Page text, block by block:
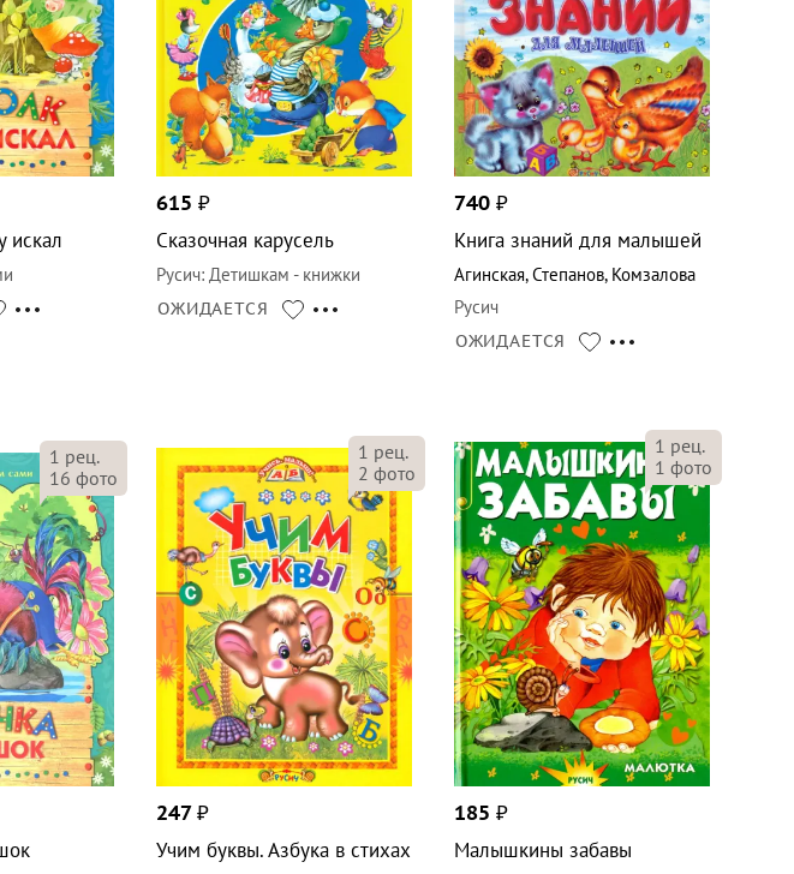
искал
615₽
Сказочная карусель
Русич:Детишкам - книжки
ОЖИДАЕТСЯ
740 ₽
Книга знаний для малышей
Агинская,Степанов, Комзалова
Русич
ОЖИДАЕТСЯ
1 рец.
16 фото
1 рец.
2 фото
247₽
Учим буквы. Азбука в стихах
1 рец.
1 фото
185 ₽
Малышкины забавы